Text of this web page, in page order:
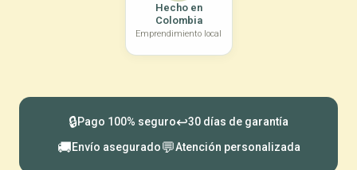
Hecho en
Colombia
Emprendimiento local
🔒Pago 100% seguro↩️30 días de garantía
🚚Envío asegurado💬Atención personalizada